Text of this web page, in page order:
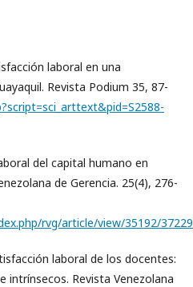
laboral en una
Revista Podium 35, 87-
del capital humano en
de Gerencia. 25(4), 276-
rvg/article/view/35192/37229
laboral de los docentes:
intrínsecos. Revista Venezolana